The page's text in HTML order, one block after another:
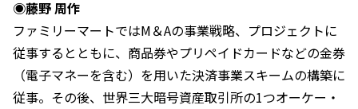
◉藤野 周作
ファミリーマートではM＆Aの事業戦略、プロジェクトに
従事するとともに、商品券やプリペイドカードなどの金券
（電子マネーを含む）を用いた決済事業スキームの構築に
従事。その後、世界三大暗号資産取引所の1つオーケー・